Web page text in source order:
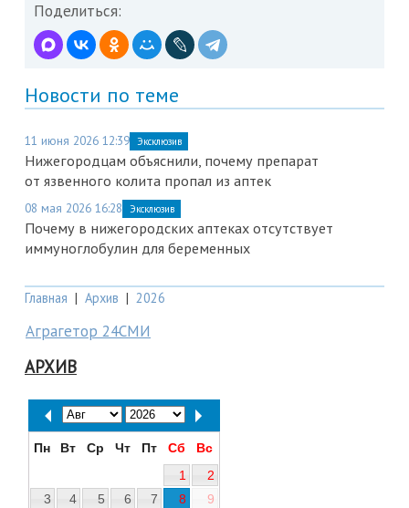
Поделиться:
Новости по теме
11 июня 2026 12:39 Эксклюзив
Нижегородцам объяснили, почему препарат
от язвенного колита пропал из аптек
08 мая 2026 16:28 Эксклюзив
Почему в нижегородских аптеках отсутствует
иммуноглобулин для беременных
Главная | Архив | 2026
Аграгетор 24СМИ
АРХИВ
Пн Вт Ср Чт Пт Сб
Вс
1
2
3
4 5 6 7 8
9